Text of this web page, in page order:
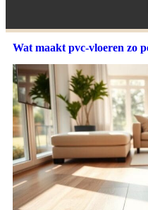
Wat maakt pvc-vloeren zo